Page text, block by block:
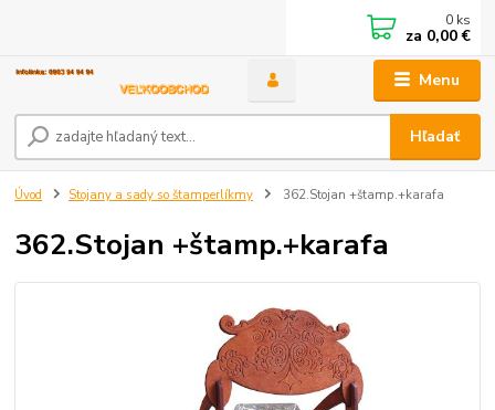
Menu
Hľadať
0 ks
za 0,00 €
Úvod Stojany a sady so štamperlíkmy 362.Stojan +štamp.+karafa
362.Stojan +štamp.+karafa